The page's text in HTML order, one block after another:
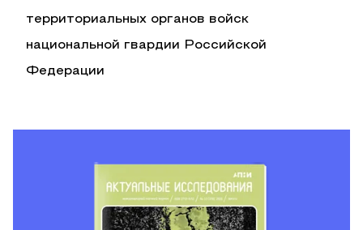
территориальных органов войск
национальной гвардии Российской
Федерации